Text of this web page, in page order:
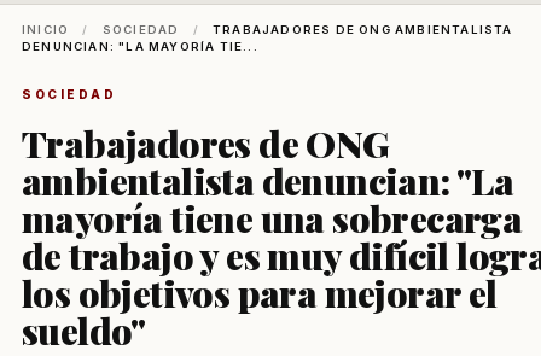
INICIO / SOCIEDAD /
TRABAJADORES DE ONG AMBIENTALISTA
DENUNCIAN: "LA MAYORÍA TIE...
SOCIEDAD
Trabajadores de ONG
ambientalista denuncian: "La
mayoría tiene una sobrecarga
de trabajo y es muy difícil
los objetivos para mejorar el
sueldo"